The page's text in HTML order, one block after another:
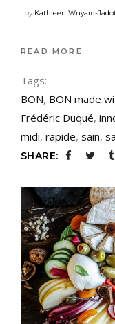
by Kathleen Wuyard-
READ MORE
Tags:
BON, BON made
Frédéric Duqué,
midi, rapide, sain,
SHARE: